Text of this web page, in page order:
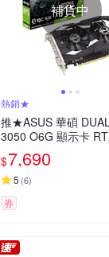
補貨中
熱銷★
推★ASUS 華碩
3050 O6G 顯示卡
$7,690
5 (6)
券